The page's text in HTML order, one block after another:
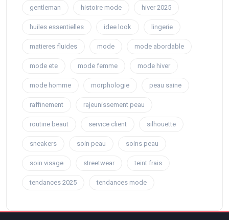
gentleman histoire mode hiver 2025
huiles essentielles idee look lingerie
matieres fluides mode mode abordable
mode ete mode femme mode hiver
mode homme morphologie peau saine
raffinement rajeunissement peau
routine beaut service client silhouette
sneakers soin peau soins peau
soin visage streetwear teint frais
tendances 2025 tendances mode